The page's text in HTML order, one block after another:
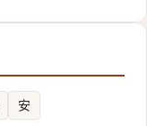
安